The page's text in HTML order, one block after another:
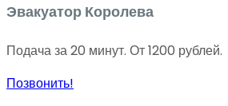
Эвакуатор Королева
Подача за 20 минут. От 1200 рублей.
Позвонить!